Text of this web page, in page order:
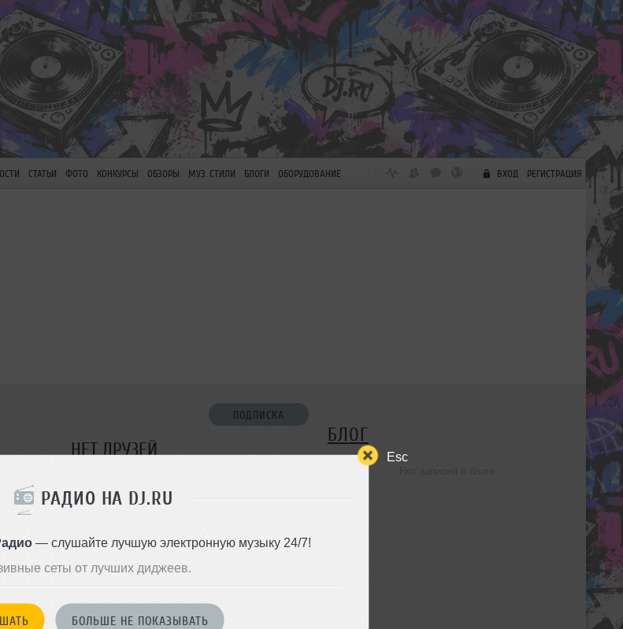
Esc
РАДИО НА DJ.RU
— слушайте лучшую электронную музыку 24/7!
сеты от лучших диджеев.
БОЛЬШЕ НЕ ПОКАЗЫВАТЬ
СТАТЬИ ФОТО КОНКУРСЫ ОБЗОРЫ МУЗ. СТИЛИ БЛОГИ ОБОРУДОВАНИЕ ВХОД РЕГИСТРАЦИЯ
ПОДПИСКА
НЕТ ДРУЗЕЙ
БЛОГ